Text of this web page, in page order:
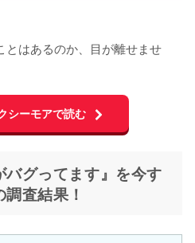
とはあるのか、目が離せませ
シーモアで読む
グってます』を今す
査結果！